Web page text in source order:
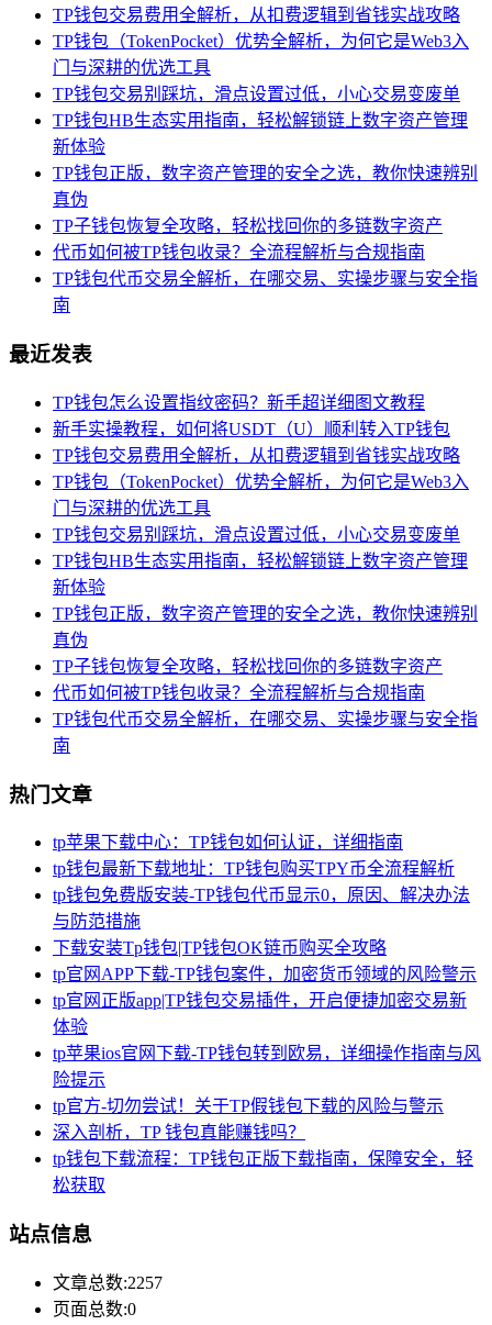
TP钱包交易费用全解析，从扣费逻辑到省钱实战攻略
TP钱包（TokenPocket）优势全解析，为何它是Web3入
门与深耕的优选工具
TP钱包交易别踩坑，滑点设置过低，小心交易变废单
TP钱包HB生态实用指南，轻松解锁链上数字资产管理
新体验
TP钱包正版，数字资产管理的安全之选，教你快速辨别
真伪
TP子钱包恢复全攻略，轻松找回你的多链数字资产
代币如何被TP钱包收录？全流程解析与合规指南
TP钱包代币交易全解析，在哪交易、实操步骤与安全指
南
最近发表
TP钱包怎么设置指纹密码？新手超详细图文教程
新手实操教程，如何将USDT（U）顺利转入TP钱包
TP钱包交易费用全解析，从扣费逻辑到省钱实战攻略
TP钱包（TokenPocket）优势全解析，为何它是Web3入
门与深耕的优选工具
TP钱包交易别踩坑，滑点设置过低，小心交易变废单
TP钱包HB生态实用指南，轻松解锁链上数字资产管理
新体验
TP钱包正版，数字资产管理的安全之选，教你快速辨别
真伪
TP子钱包恢复全攻略，轻松找回你的多链数字资产
代币如何被TP钱包收录？全流程解析与合规指南
TP钱包代币交易全解析，在哪交易、实操步骤与安全指
南
热门文章
tp苹果下载中心：TP钱包如何认证，详细指南
tp钱包最新下载地址：TP钱包购买TPY币全流程解析
tp钱包免费版安装-TP钱包代币显示0，原因、解决办法
与防范措施
下载安装Tp钱包|TP钱包OK链币购买全攻略
tp官网APP下载-TP钱包案件，加密货币领域的风险警示
tp官网正版app|TP钱包交易插件，开启便捷加密交易新
体验
tp苹果ios官网下载-TP钱包转到欧易，详细操作指南与风
险提示
tp官方-切勿尝试！关于TP假钱包下载的风险与警示
深入剖析，TP 钱包真能赚钱吗？
tp钱包下载流程：TP钱包正版下载指南，保障安全，轻
松获取
站点信息
文章总数:2257
页面总数:0